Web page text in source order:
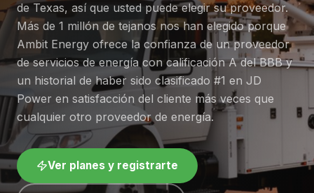
de Texas, así que usted puede elegir su proveedor.
Más de 1 millón de tejanos nos han elegido porque
Ambit Energy ofrece la confianza de un proveedor
de servicios de energía con calificación A del BBB y
un historial de haber sido clasificado #1 en JD
Power en satisfacción del cliente más veces que
cualquier otro proveedor de energía.
Ver planes y registrarte